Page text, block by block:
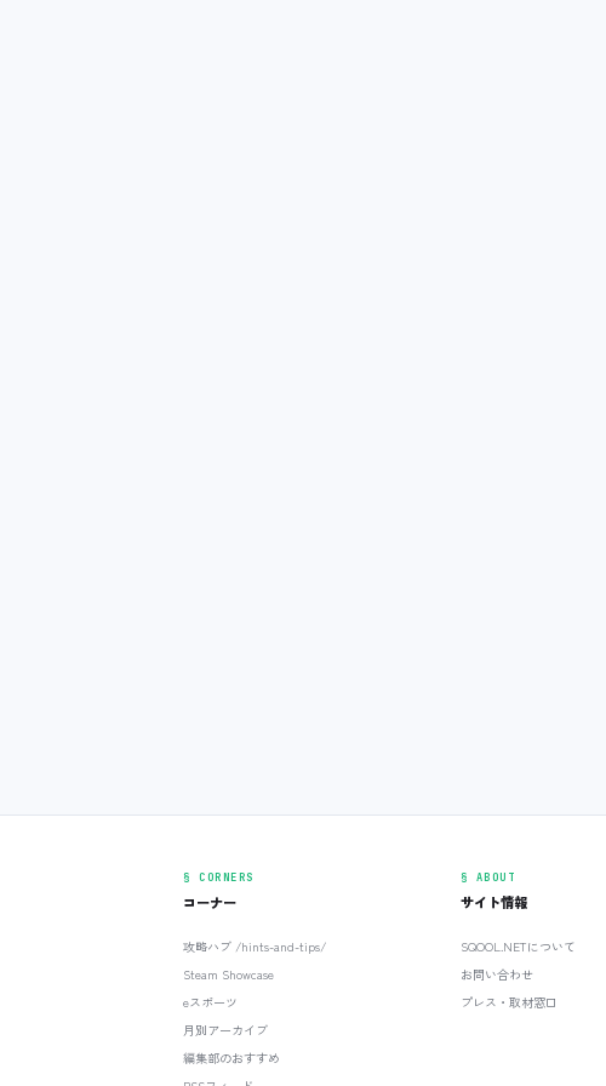
§ CORNERS
コーナー
攻略ハブ /hints-and-tips/
Steam Showcase
eスポーツ
月別アーカイブ
編集部のおすすめ
§ ABOUT
サイト情報
SQOOL.NETについて
お問い合わせ
プレス・取材窓口